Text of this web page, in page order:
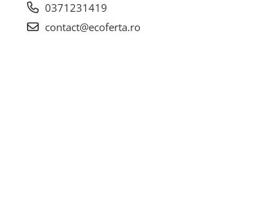
0371231419
contact@ecoferta.ro